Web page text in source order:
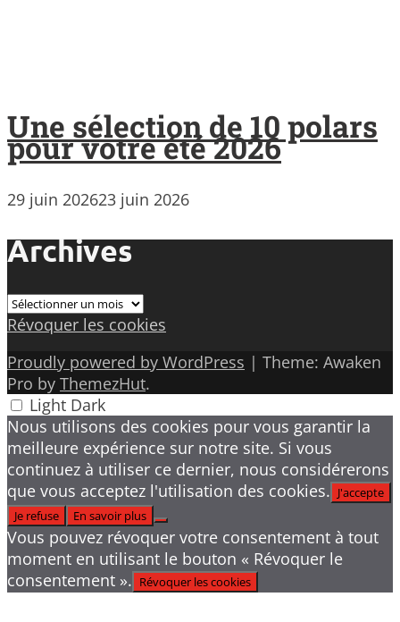
Une sélection de 10 polars
pour votre été 2026
29 juin 202623 juin 2026
Archives
Archives
Révoquer les cookies
Proudly powered by WordPress | Theme: Awaken
Pro by ThemezHut.
Light Dark
Nous utilisons des cookies pour vous garantir la
meilleure expérience sur notre site. Si vous
continuez à utiliser ce dernier, nous considérerons
que vous acceptez l'utilisation des cookies. J'accepte
Je refuse
En savoir plus
Vous pouvez révoquer votre consentement à tout
moment en utilisant le bouton « Révoquer le
consentement ». Révoquer les cookies